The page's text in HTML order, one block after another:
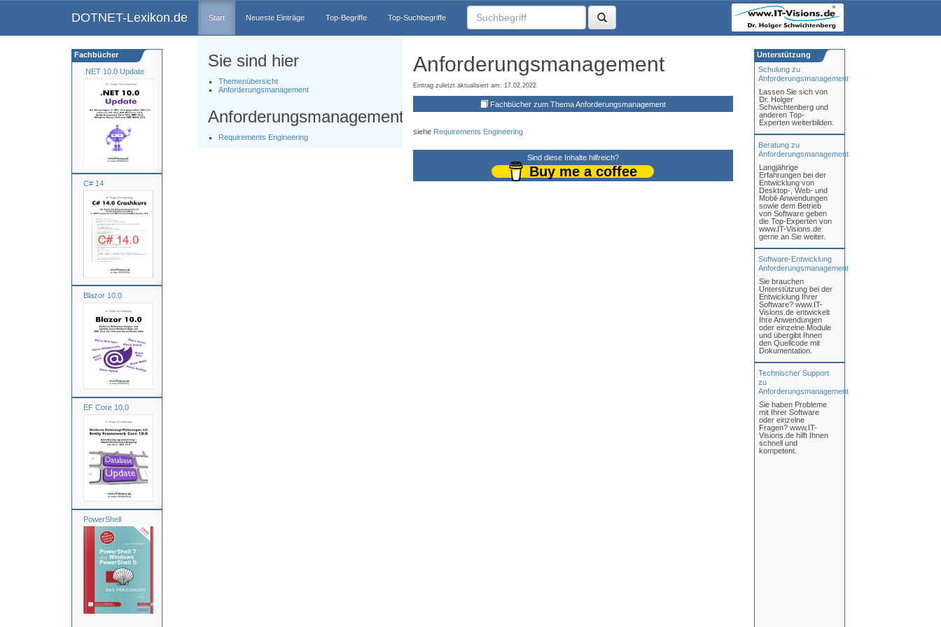
DOTNET-Lexikon.de Start Neueste Einträge Top-Begriffe Top-Suchbegriffe
.NET 10.0 Update
C# 14
Blazor 10.0
EF Core 10.0
PowerShell
Fachbücher Sie sind hier
Themenübersicht
Anforderungsmanagement
Anforderungsmanagement
Requirements Engineering
Anforderungsmanagement
Eintrag zuletzt aktualisiert am: 17.02.2022
Fachbücher zum Thema Anforderungsmanagement
siehe Requirements Engineering
Sind diese Inhalte hilfreich?
Buy me a coffee
Schulung zu
Anforderungsmanagement
Lassen Sie sich von
Dr. Holger
Schwichtenberg und
anderen Top-
Experten weiterbilden.
Beratung zu
Anforderungsmanagement
Langjährige
Erfahrungen bei der
Entwicklung von
Desktop-, Web- und
Mobil-Anwendungen
sowie dem Betrieb
von Software geben
die Top-Experten von
www.IT-Visions.de
gerne an Sie weiter.
Software-Entwicklung
Anforderungsmanagement
Sie brauchen
Unterstützung bei der
Entwicklung Ihrer
Software? www.IT-
Visions.de entwickelt
Ihre Anwendungen
oder einzelne Module
und übergibt Ihnen
den Quellcode mit
Dokumentation.
Technischer Support
zu
Anforderungsmanagement
Sie haben Probleme
mit Ihrer Software
oder einzelne
Fragen? www.IT-
Visions.de hilft Ihnen
schnell und
kompetent.
Unterstützung